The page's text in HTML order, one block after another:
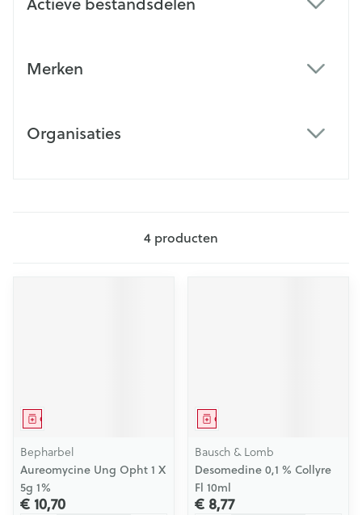
Merken
Organisaties
4 producten
Geneesmiddel
Bepharbel
Aureomycine Ung Opht 1 X
5g 1%
€ 10,70
Geneesmiddel
Bausch & Lomb
Desomedine 0,1 % Collyre
Fl 10ml
€ 8,77